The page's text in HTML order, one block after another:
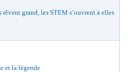
grand, les STEM s’ouvrent à elles
et la légende